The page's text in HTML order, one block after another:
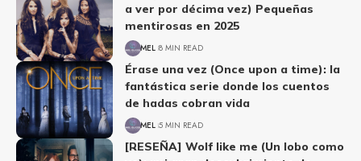
a ver por décima vez) Pequeñas
mentirosas en 2025
MEL 8 MIN READ
Érase una vez (Once upon a time): la
fantástica serie donde los cuentos
de hadas cobran vida
MEL 5 MIN READ
[RESEÑA] Wolf like me (Un lobo como